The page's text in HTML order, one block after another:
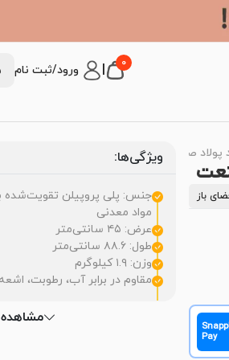
0 ورود/ثبت نام
پولاد صنعت
باز
Pay
ویژگی‌ها:
جنس: پلی پروپیلن تقویت‌شده
مواد معدنی
عرض: ۴۵ سانتی‌متر
طول: ۸۸.۶ سانتی‌متر
وزن: ۱.۹ کیلوگرم
مقاوم در برابر آب، رطوبت، اشعه UV